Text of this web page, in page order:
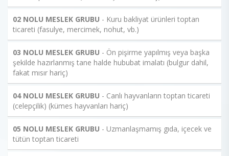
02 NOLU MESLEK GRUBU - Kuru bakliyat ürünleri toptan
ticareti (fasulye, mercimek, nohut, vb.)
03 NOLU MESLEK GRUBU - Ön pişirme yapılmış veya başka
şekilde hazırlanmış tane halde hububat imalatı (bulgur dahil,
fakat mısır hariç)
04 NOLU MESLEK GRUBU - Canlı hayvanların toptan ticareti
(celepçilik) (kümes hayvanları hariç)
05 NOLU MESLEK GRUBU - Uzmanlaşmamış gıda, içecek ve
tütün toptan ticareti